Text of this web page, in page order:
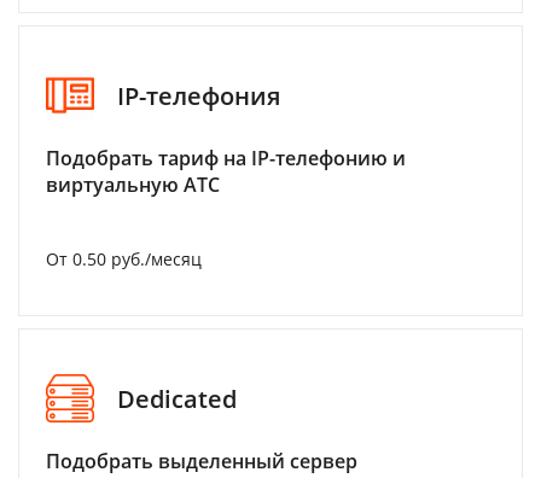
IP-телефония
Подобрать тариф на IP-телефонию и
виртуальную АТС
От 0.50 руб./месяц
Dedicated
Подобрать выделенный сервер